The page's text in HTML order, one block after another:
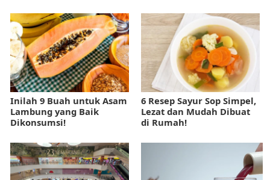
Inilah 9 Buah untuk Asam
Lambung yang Baik
Dikonsumsi!
6 Resep Sayur Sop Simpel,
Lezat dan Mudah Dibuat
di Rumah!